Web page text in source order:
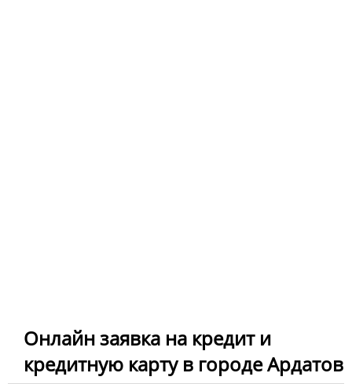
Онлайн заявка на кредит и
кредитную карту в городе Ардатов